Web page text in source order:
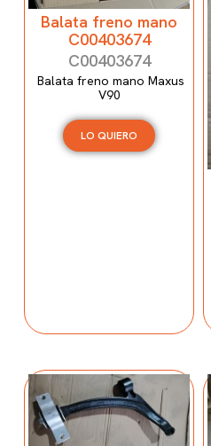
Balata freno mano
C00403674
C00403674
Balata freno mano Maxus
V90
LO QUIERO